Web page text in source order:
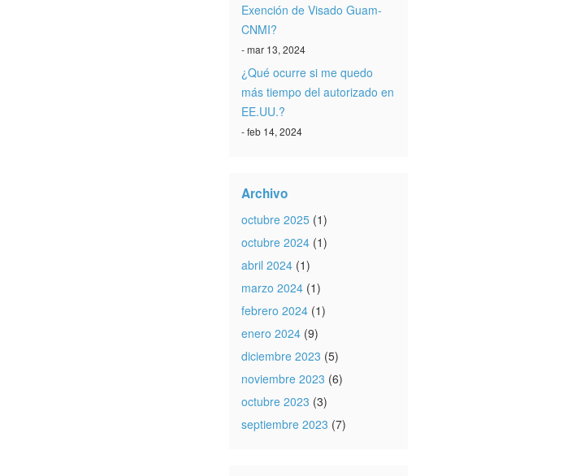
Exención de Visado Guam-
CNMI?
- mar 13, 2024
¿Qué ocurre si me quedo
más tiempo del autorizado en
EE.UU.?
- feb 14, 2024
Archivo
octubre 2025 (1)
octubre 2024 (1)
abril 2024 (1)
marzo 2024 (1)
febrero 2024 (1)
enero 2024 (9)
diciembre 2023 (5)
noviembre 2023 (6)
octubre 2023 (3)
septiembre 2023 (7)